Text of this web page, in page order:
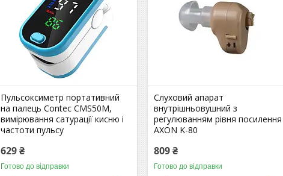
Пульсоксиметр портативний
на палець Contec CMS50M,
вимірювання сатурації кисню і
частоти пульсу
629 ₴
Готово до відправки
Слуховий апарат
внутрішньовушний з
регулюванням рівня посилення
AXON K-80
809 ₴
Готово до відправки